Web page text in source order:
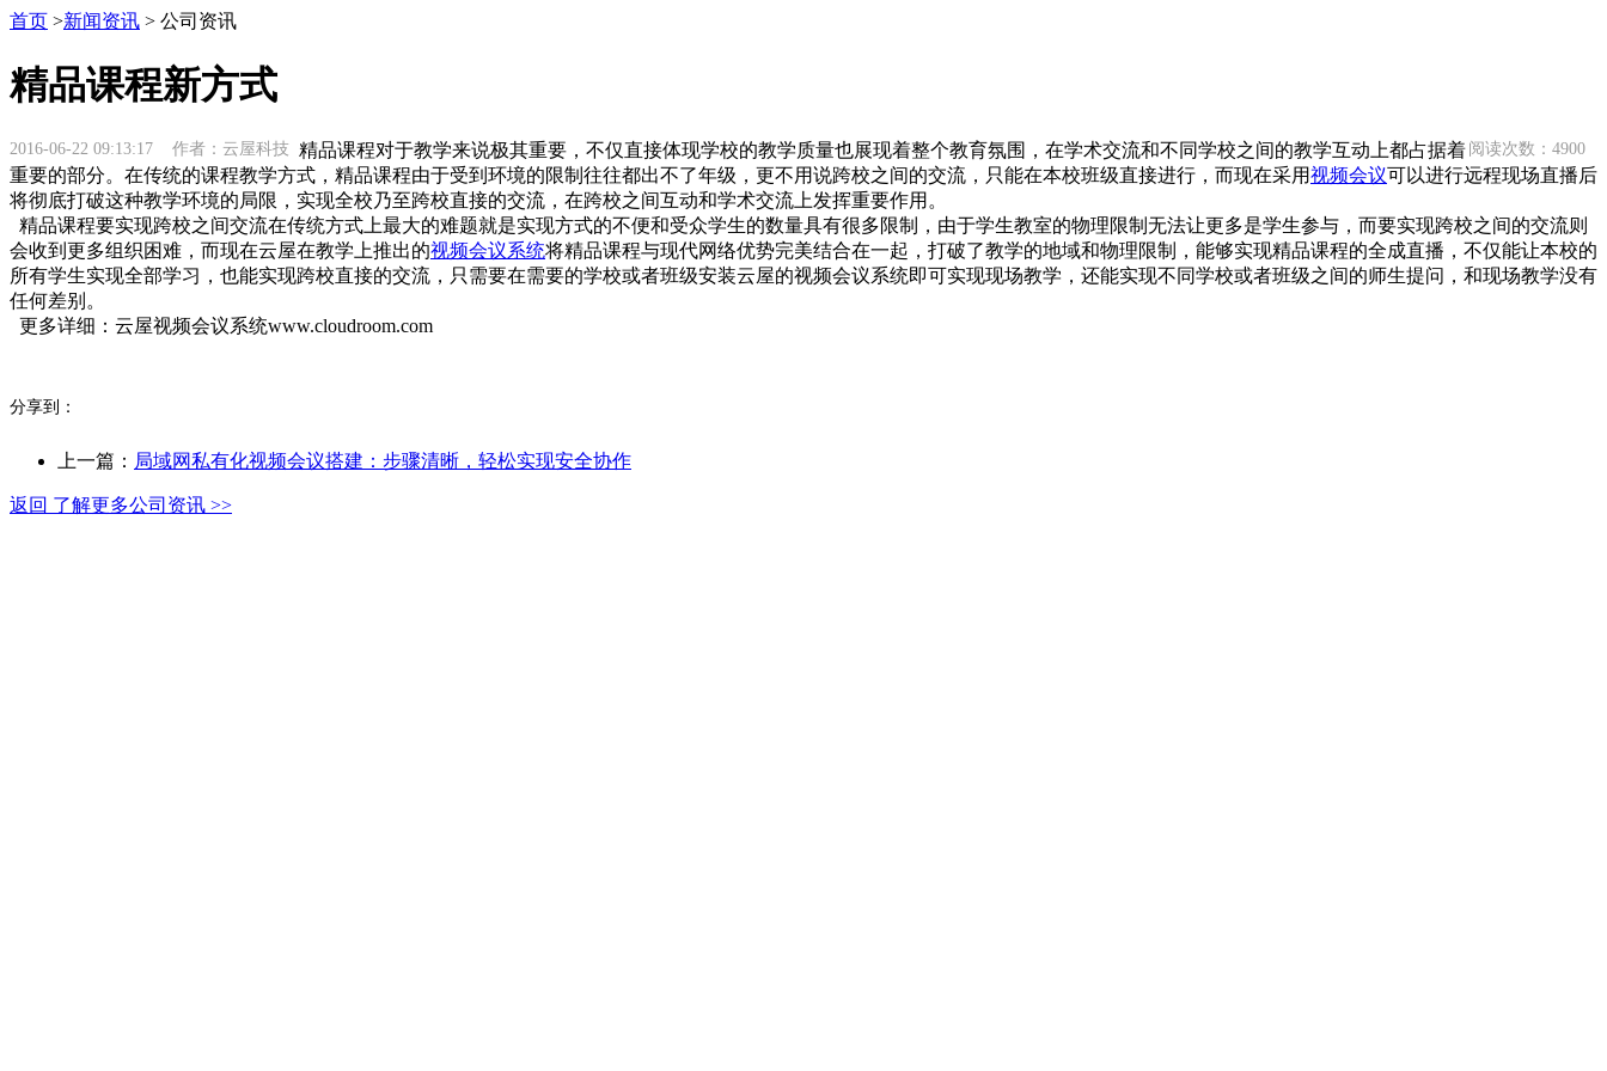
首页 >新闻资讯 > 公司资讯
精品课程新方式
2016-06-22 09:13:17 作者：云屋科技 阅读次数：4900
精品课程对于教学来说极其重要，不仅直接体现学校的教学质量也展现着整个教育氛围，在学术交流和不同学校之间的教学互动上都占据着
重要的部分。在传统的课程教学方式，精品课程由于受到环境的限制往往都出不了年级，更不用说跨校之间的交流，只能在本校班级直接进行，而现在采用视频会议可以进行远程现场直播后
将彻底打破这种教学环境的局限，实现全校乃至跨校直接的交流，在跨校之间互动和学术交流上发挥重要作用。
精品课程要实现跨校之间交流在传统方式上最大的难题就是实现方式的不便和受众学生的数量具有很多限制，由于学生教室的物理限制无法让更多是学生参与，而要实现跨校之间的交流则
会收到更多组织困难，而现在云屋在教学上推出的视频会议系统将精品课程与现代网络优势完美结合在一起，打破了教学的地域和物理限制，能够实现精品课程的全成直播，不仅能让本校的
所有学生实现全部学习，也能实现跨校直接的交流，只需要在需要的学校或者班级安装云屋的视频会议系统即可实现现场教学，还能实现不同学校或者班级之间的师生提问，和现场教学没有
任何差别。
更多详细：云屋视频会议系统www.cloudroom.com
分享到：
上一篇： 局域网私有化视频会议搭建：步骤清晰，轻松实现安全协作
返回 了解更多公司资讯 >>